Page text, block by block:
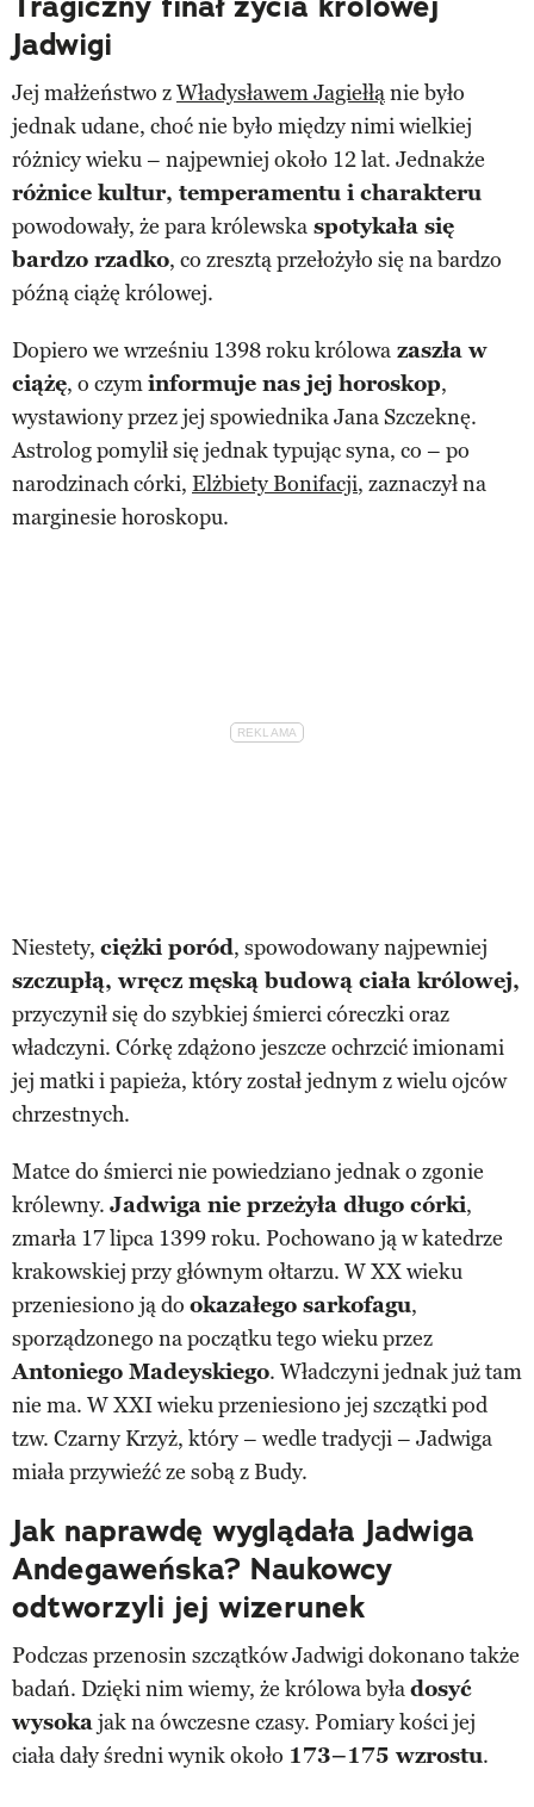
Jadwigi
Jej małżeństwo zWładysławem Jagiełłąnie było
jednak udane, choć nie było między nimi wielkiej
różnicy wieku – najpewniej około 12 lat. Jednakże
różnice kultur, temperamentu i charakteru
powodowały, że para królewska spotykała się
bardzo rzadko, co zresztą przełożyło się na bardzo
późną ciążę królowej.
Dopiero we wrześniu 1398 roku królowa zaszła w
ciążę, o czyminformuje nas jej horoskop,
wystawiony przez jej spowiednika Jana Szczeknę.
Astrolog pomylił się jednak typując syna, co – po
narodzinach córki, Elżbiety Bonifacji, zaznaczył na
marginesie horoskopu.
Niestety, ciężki poród, spowodowany najpewniej
szczupłą, wręcz męską budową ciała królowej,
przyczynił się do szybkiej śmierci córeczki oraz
władczyni. Córkę zdążono jeszcze ochrzcić imionami
jej matki i papieża, który został jednym z wielu ojców
chrzestnych.
Matce do śmierci nie powiedziano jednak o zgonie
królewny. Jadwiga nie przeżyła długo córki,
zmarła 17 lipca 1399 roku. Pochowano ją w katedrze
krakowskiej przy głównym ołtarzu. W XX wieku
przeniesiono ją do okazałego sarkofagu,
sporządzonego na początku tego wieku przez
Antoniego Madeyskiego. Władczyni jednak już tam
nie ma. W XXI wieku przeniesiono jej szczątki pod
tzw. Czarny Krzyż, który – wedle tradycji – Jadwiga
miała przywieźć ze sobą z Budy.
Jak naprawdę wyglądała Jadwiga
Andegaweńska? Naukowcy
odtworzyli jej wizerunek
Podczas przenosin szczątków Jadwigi dokonano także
badań. Dzięki nim wiemy, że królowa byładosyć
wysokajak na ówczesne czasy. Pomiary kości jej
ciała dały średni wynik około 173–175 wzrostu.